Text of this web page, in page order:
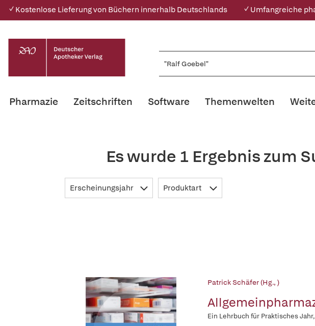
✓ Kostenlose Lieferung von Büchern innerhalb Deutschlands ✓ Umfangreiche
Pharmazie Zeitschriften Software Themenwelten
Es wurde 1 Ergebnis zum
Erscheinungsjahr Produktart
Patrick Schäfer (Hg., )
Ein Lehrbuch für Praktisches